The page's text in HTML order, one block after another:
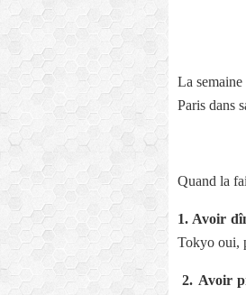
La
Paris dans
Quand la
1. Avoir
Tokyo oui,
2. Avoir